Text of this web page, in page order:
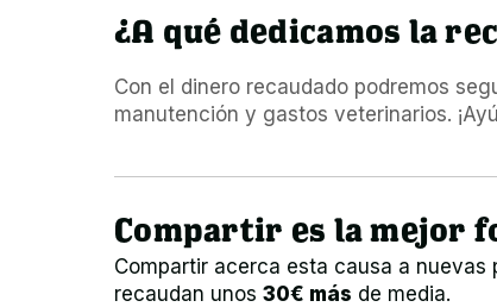
¿A qué dedicamos la
Con el dinero recaudado podremos
manutención y gastos veterinarios.
Compartir es la mejor
Compartir acerca esta causa a nuevas
recaudan unos 30€ más de media.